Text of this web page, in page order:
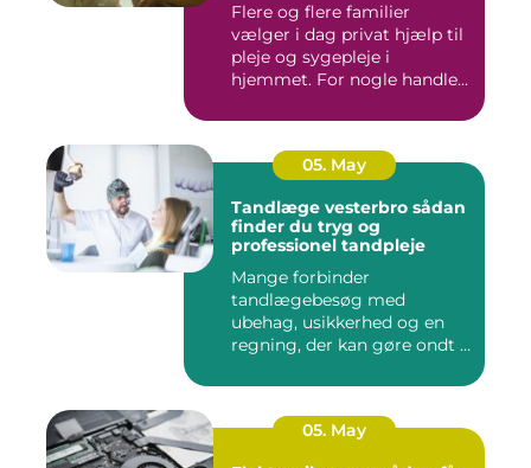
Flere og flere familier
vælger i dag privat hjælp til
pleje og sygepleje i
hjemmet. For nogle handle...
05. May
Tandlæge vesterbro sådan
finder du tryg og
professionel tandpleje
Mange forbinder
tandlægebesøg med
ubehag, usikkerhed og en
regning, der kan gøre ondt i
05. May